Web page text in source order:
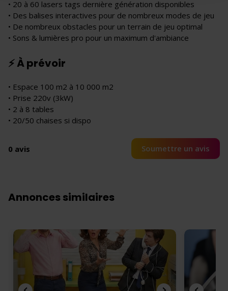
• 20 à 60 lasers tags dernière génération disponibles
• Des balises interactives pour de nombreux modes de jeu
• De nombreux obstacles pour un terrain de jeu optimal
• Sons & lumières pro pour un maximum d'ambiance
⚡ À prévoir
• Espace 100 m2 à 10 000 m2
• Prise 220v (3kW)
• 2 à 8 tables
• 20/50 chaises si dispo
0 avis Soumettre un avis
Annonces similaires